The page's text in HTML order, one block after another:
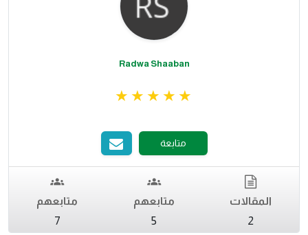
Radwa Shaaban
متابعة
المقالات
2
متابعهم
5
متابعهم
7